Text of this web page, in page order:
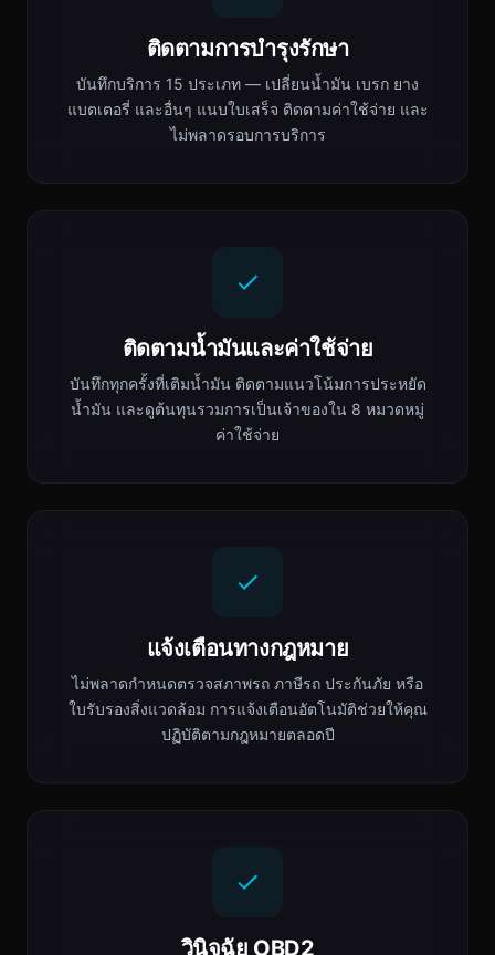
ติดตามการบำรุงรักษา
บันทึกบริการ 15 ประเภท — เปลี่ยนน้ำมัน เบรก ยาง
แบตเตอรี่ และอื่นๆ แนบใบเสร็จ ติดตามค่าใช้จ่าย และ
ไม่พลาดรอบการบริการ
ติดตามน้ำมันและค่าใช้จ่าย
บันทึกทุกครั้งที่เติมน้ำมัน ติดตามแนวโน้มการประหยัด
น้ำมัน และดูต้นทุนรวมการเป็นเจ้าของใน 8 หมวดหมู่
ค่าใช้จ่าย
แจ้งเตือนทางกฎหมาย
ไม่พลาดกำหนดตรวจสภาพรถ ภาษีรถ ประกันภัย หรือ
ใบรับรองสิ่งแวดล้อม การแจ้งเตือนอัตโนมัติช่วยให้คุณ
ปฏิบัติตามกฎหมายตลอดปี
วินิจฉัย OBD2